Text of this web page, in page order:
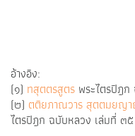
อ้างอิง:
(๑) ทสุตตรสูตร พระไตรปิฎ
(๒) ตติยภาณวาร สุตตมยญ
ไตรปิฎก ฉบับหลวง เล่มที่ ๓